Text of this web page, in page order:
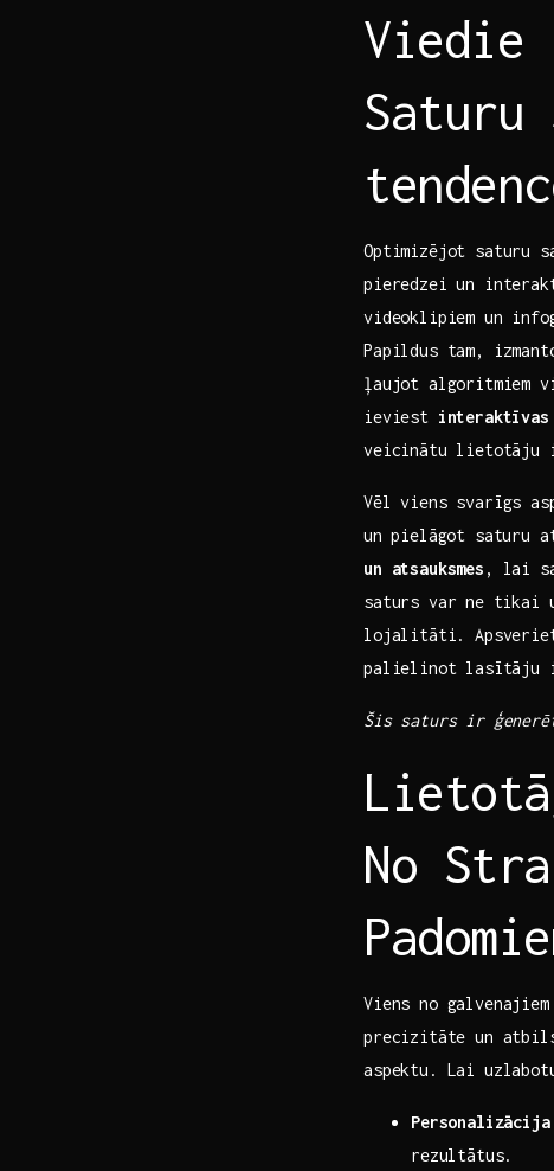
Viedie
Saturu
Optimizējot ‌saturu
pieredzei un
videoklipiem un
Papildus tam,
ļaujot algoritmiem
ieviest interaktīvas
veicinātu lietotāju
Vēl viens svarīgs
un⁤ pielāgot‌ saturu
un atsauksmes , lai
saturs var ⁣ne tikai
lojalitāti.
palielinot lasītāju
Šis saturs ir
No
Viens no
precizitāte un
aspektu. Lai
rezultātus.